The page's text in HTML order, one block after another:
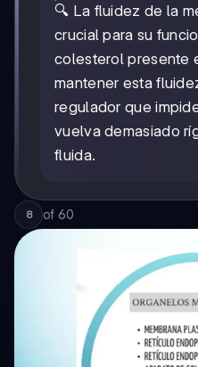
🔍 La fluidez de la
crucial para su
colesterol presente
mantener esta
regulador que
vuelva demasiado
fluida.
8 of 60